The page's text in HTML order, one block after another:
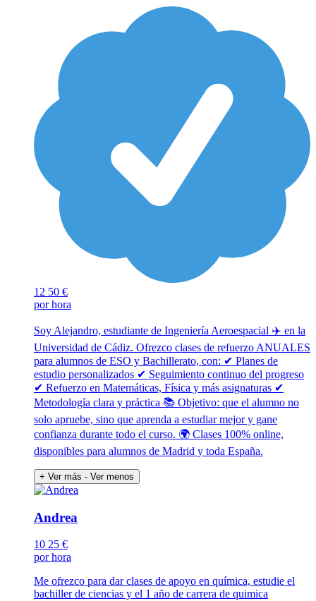
12 50 €
por hora
Soy Alejandro, estudiante de Ingeniería Aeroespacial ✈️ en la
Universidad de Cádiz. Ofrezco clases de refuerzo ANUALES
para alumnos de ESO y Bachillerato, con: ✔ Planes de
estudio personalizados ✔ Seguimiento continuo del progreso
✔ Refuerzo en Matemáticas, Física y más asignaturas ✔
Metodología clara y práctica 📚 Objetivo: que el alumno no
solo apruebe, sino que aprenda a estudiar mejor y gane
confianza durante todo el curso. 🌍 Clases 100% online,
disponibles para alumnos de Madrid y toda España.
+ Ver más - Ver menos
Andrea
10 25 €
por hora
Me ofrezco para dar clases de apoyo en química, estudie el
bachiller de ciencias y el 1 año de carrera de quimica